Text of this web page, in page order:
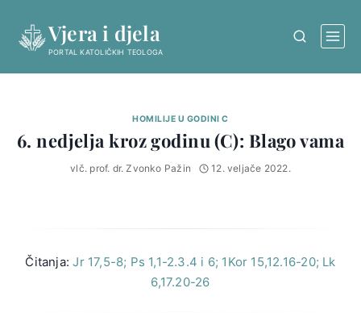
content
Vjera i djela
PORTAL KATOLIČKIH TEOLOGA
HOMILIJE U GODINI C
6. nedjelja kroz godinu (C): Blago vama
vlč. prof. dr. Zvonko Pažin 12. veljače 2022.
Čitanja:Jr 17,5-8; Ps 1,1-2.3.4 i 6; 1Kor 15,12.16-20; Lk
6,17.20-26